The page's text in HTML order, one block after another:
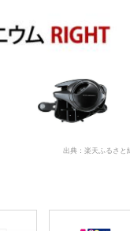
出典：楽天ふるさと